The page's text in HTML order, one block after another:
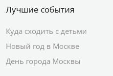
Лучшие события
Куда сходить с детьми
Новый год в Москве
День города Москвы